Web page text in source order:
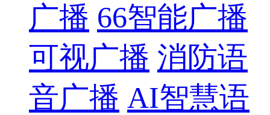
广播 66智能广播
可视广播 消防语
音广播 AI智慧语